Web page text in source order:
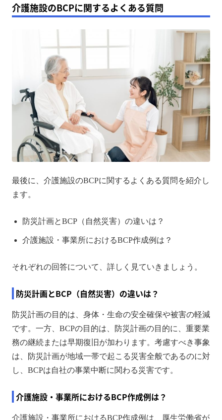
介護施設のBCPに関するよくある質問
最後に、介護施設のBCPに関するよくある質問を紹介し
ます。
防災計画とBCP（自然災害）の違いは？
介護施設・事業所におけるBCP作成例は？
それぞれの回答について、詳しく見ていきましょう。
防災計画とBCP（自然災害）の違いは？
防災計画の目的は、身体・生命の安全確保や被害の軽減
です。一方、BCPの目的は、防災計画の目的に、重要業
務の継続または早期復旧が加わります。考慮すべき事象
は、防災計画が地域一帯で起こる災害全般であるのに対
し、BCPは自社の事業中断に関わる災害です。
介護施設・事業所におけるBCP作成例は？
介護施設・事業所におけるBCP作成例は、厚生労働省が